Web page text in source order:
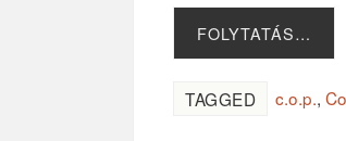
FOLYTATÁS…
TAGGED c.o.p.,